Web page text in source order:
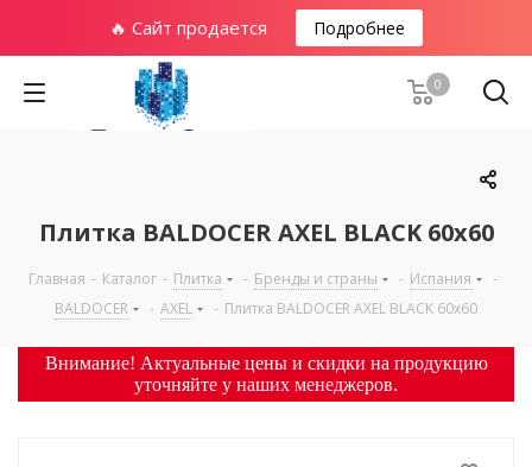
🔥 Сайт продается Подробнее
0
Плитка BALDOCER AXEL BLACK 60х60
Главная - Каталог - Плитка - Бренды и страны - Испания
-
BALDOCER
- AXEL - Плитка BALDOCER AXEL BLACK 60х60
Внимание! Актуальные цены и скидки на продукцию
уточняйте у наших менеджеров.